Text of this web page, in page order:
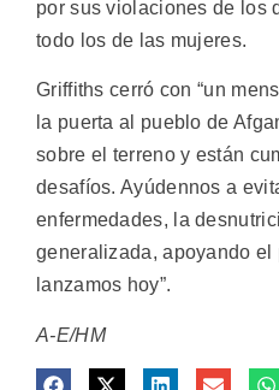
por sus violaciones de los
todo los de las mujeres.
Griffiths cerró con “un
la puerta al pueblo de
sobre el terreno y están
desafíos. Ayúdennos a
enfermedades, la
generalizada, apoyando
lanzamos hoy”.
A-E/HM